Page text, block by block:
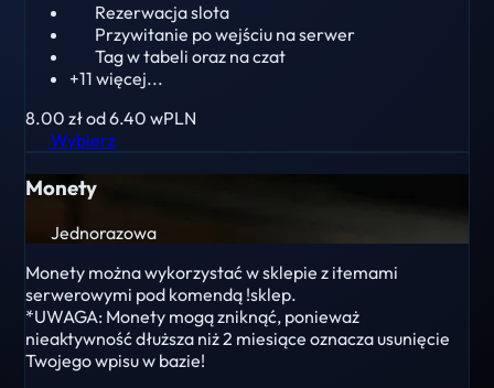
Rezerwacja slota
Przywitanie po wejściu na serwer
Tag w tabeli oraz na czat
+11 więcej...
8.00 złod 6.40wPLN
Wybierz
Monety
Jednorazowa
Monety można wykorzystać w sklepie z itemami
serwerowymi pod komendą !sklep.
*UWAGA: Monety mogą zniknąć, ponieważ
nieaktywność dłuższa niż 2 miesiące oznacza usunięcie
Twojego wpisu w bazie!